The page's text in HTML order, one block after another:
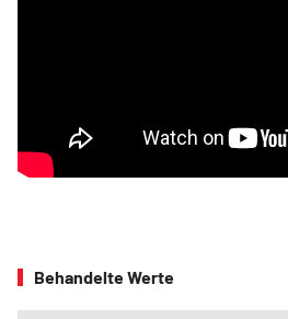
Behandelte Werte